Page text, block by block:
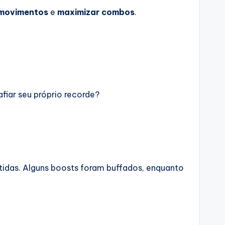
e maximizar combos.
seu próprio recorde?
Alguns boosts foram buffados, enquanto